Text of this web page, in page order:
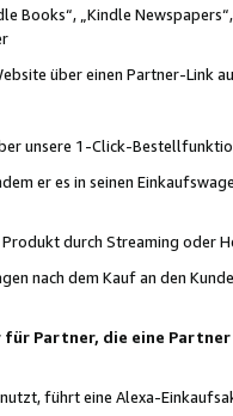
Books“, „Kindle
über einen Partner-Link
unsere 1-Click-
er es in seinen
durch Streaming oder
nach dem Kauf an den
Partner, die eine
führt eine Alexa-